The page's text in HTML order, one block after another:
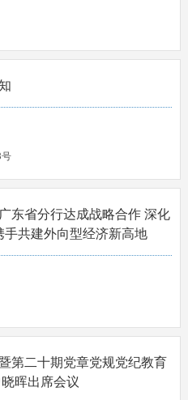
东省分行达成战略合作 深化
共建外向型经济新高地
第二十期党章党规党纪教育
晖出席会议